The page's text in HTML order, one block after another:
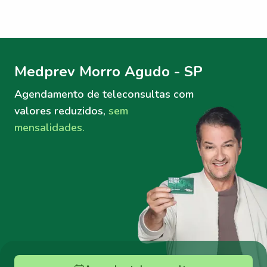
Medprev Morro Agudo - SP
Agendamento de teleconsultas com
valores reduzidos, sem
mensalidades.